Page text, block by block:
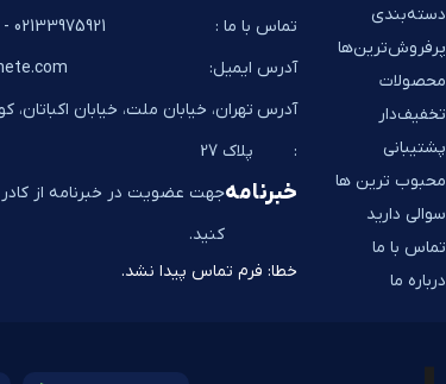
دسته‌بندی
پرفروش‌ترین‌ها
محصولات
تخفیف‌دار
پشتیبانی
محبوب ترین ها
سوالی دارید
تماس با ما
درباره ما
تماس با ما :
02133975921 - 02133928267
آدرس ایمیل:
آدرس
:
تهران، خیابان ملت، خیابان اکباتان،
پلاک 27
خبرنامهجهت عضویت در خبرنامه از کادر
کنید.
خطا: فرم تماس پیدا نشد.